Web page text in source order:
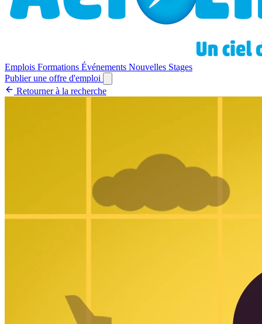
Emplois Formations Événements Nouvelles Stages
Publier une offre d'emploi
Retourner à la recherche